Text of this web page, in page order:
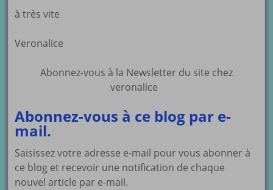
à très vite
Veronalice
Abonnez-vous à la Newsletter du site chez
veronalice
Abonnez-vous à ce blog par e-
mail.
Saisissez votre adresse e-mail pour vous abonner à
ce blog et recevoir une notification de chaque
nouvel article par e-mail.